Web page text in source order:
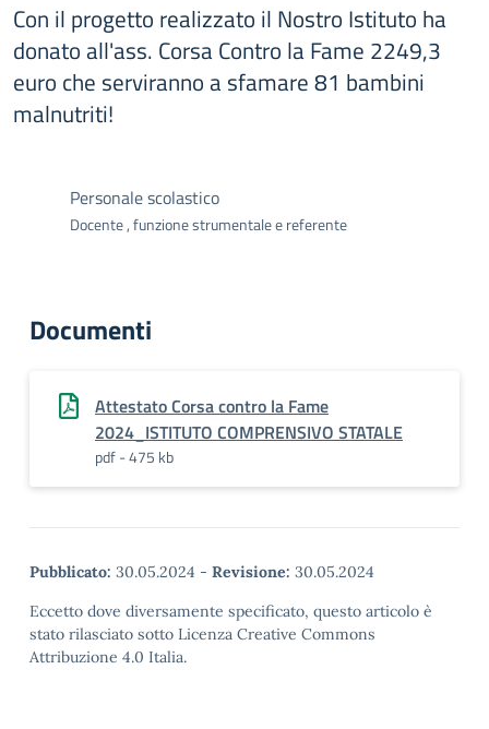
Con il progetto realizzato il Nostro Istituto ha
donato all'ass. Corsa Contro la Fame 2249,3
euro che serviranno a sfamare 81 bambini
malnutriti!
Personale scolastico
Docente , funzione strumentale e referente
Documenti
Attestato Corsa contro la Fame
2024_ISTITUTO COMPRENSIVO STATALE
pdf - 475 kb
Pubblicato: 30.05.2024 - Revisione: 30.05.2024
Eccetto dove diversamente specificato, questo articolo è
stato rilasciato sotto Licenza Creative Commons
Attribuzione 4.0 Italia.